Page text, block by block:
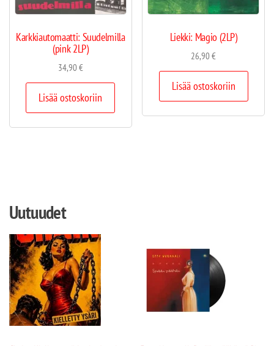
Karkkiautomaatti: Suudelmilla
(pink 2LP)
34,90€
Lisää ostoskoriin
Liekki: Magio (2LP)
26,90€
Lisää ostoskoriin
Uutuudet